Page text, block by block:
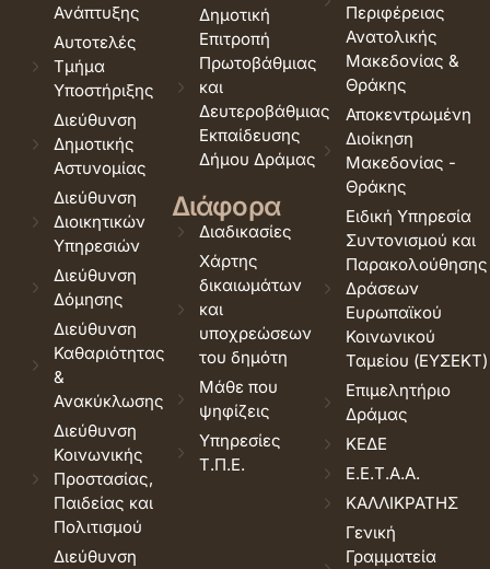
Ανάπτυξης
Αυτοτελές
Τμήμα
Υποστήριξης
Διεύθυνση
Δημοτικής
Αστυνομίας
Διεύθυνση
Διοικητικών
Υπηρεσιών
Διεύθυνση
Δόμησης
Διεύθυνση
Καθαριότητας
&
Ανακύκλωσης
Διεύθυνση
Κοινωνικής
Προστασίας,
Παιδείας και
Πολιτισμού
Διεύθυνση
Δημοτική
Επιτροπή
Πρωτοβάθμιας
και
Δευτεροβάθμιας
Εκπαίδευσης
Δήμου Δράμας
Διάφορα
Διαδικασίες
Χάρτης
δικαιωμάτων
και
υποχρεώσεων
του δημότη
Μάθε που
ψηφίζεις
Υπηρεσίες
Τ.Π.Ε.
Περιφέρειας
Ανατολικής
Μακεδονίας &
Θράκης
Αποκεντρωμένη
Διοίκηση
Μακεδονίας -
Θράκης
Ειδική Υπηρεσία
Συντονισμού και
Παρακολούθησης
Δράσεων
Ευρωπαϊκού
Κοινωνικού
Ταμείου (ΕΥΣΕΚΤ)
Επιμελητήριο
Δράμας
ΚΕΔΕ
Ε.Ε.Τ.Α.Α.
ΚΑΛΛΙΚΡΑΤΗΣ
Γενική
Γραμματεία